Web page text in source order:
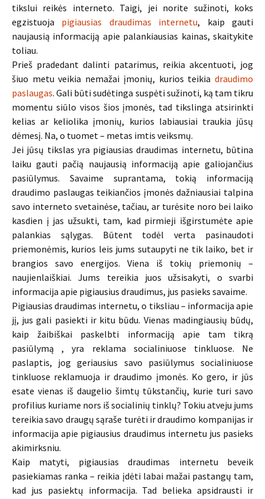
tikslui reikės interneto. Taigi, jei norite sužinoti, koks
egzistuoja pigiausias draudimas internetu, kaip gauti
naujausią informaciją apie palankiausias kainas, skaitykite
toliau.
Prieš pradedant dalinti patarimus, reikia akcentuoti, jog
šiuo metu veikia nemažai įmonių, kurios teikia draudimo
paslaugas. Gali būti sudėtinga suspėti sužinoti, ką tam tikru
momentu siūlo visos šios įmonės, tad tikslinga atsirinkti
kelias ar keliolika įmonių, kurios labiausiai traukia jūsų
dėmesį. Na, o tuomet – metas imtis veiksmų.
Jei jūsų tikslas yra pigiausias draudimas internetu, būtina
laiku gauti pačią naujausią informaciją apie galiojančius
pasiūlymus. Savaime suprantama, tokią informaciją
draudimo paslaugas teikiančios įmonės dažniausiai talpina
savo interneto svetainėse, tačiau, ar turėsite noro bei laiko
kasdien į jas užsukti, tam, kad pirmieji išgirstumėte apie
palankias sąlygas. Būtent todėl verta pasinaudoti
priemonėmis, kurios leis jums sutaupyti ne tik laiko, bet ir
brangios savo energijos. Viena iš tokių priemonių –
naujienlaiškiai. Jums tereikia juos užsisakyti, o svarbi
informacija apie pigiausius draudimus, jus pasieks savaime.
Pigiausias draudimas internetu, o tiksliau – informacija apie
jį, jus gali pasiekti ir kitu būdu. Vienas madingiausių būdų,
kaip žaibiškai paskelbti informaciją apie tam tikrą
pasiūlymą , yra reklama socialiniuose tinkluose. Ne
paslaptis, jog geriausius savo pasiūlymus socialiniuose
tinkluose reklamuoja ir draudimo įmonės. Ko gero, ir jūs
esate vienas iš daugelio šimtų tūkstančių, kurie turi savo
profilius kuriame nors iš socialinių tinklų? Tokiu atveju jums
tereikia savo draugų sąraše turėti ir draudimo kompanijas ir
informacija apie pigiausius draudimus internetu jus pasieks
akimirksniu.
Kaip matyti, pigiausias draudimas internetu beveik
pasiekiamas ranka – reikia įdėti labai mažai pastangų tam,
kad jus pasiektų informacija. Tad belieka apsidrausti ir